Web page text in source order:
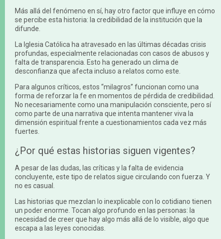
Más allá del fenómeno en sí, hay otro factor que influye en cómo
se percibe esta historia: la credibilidad de la institución que la
difunde.
La Iglesia Católica ha atravesado en las últimas décadas crisis
profundas, especialmente relacionadas con casos de abusos y
falta de transparencia. Esto ha generado un clima de
desconfianza que afecta incluso a relatos como este.
Para algunos críticos, estos “milagros” funcionan como una
forma de reforzar la fe en momentos de pérdida de credibilidad.
No necesariamente como una manipulación consciente, pero sí
como parte de una narrativa que intenta mantener viva la
dimensión espiritual frente a cuestionamientos cada vez más
fuertes.
¿Por qué estas historias siguen vigentes?
A pesar de las dudas, las críticas y la falta de evidencia
concluyente, este tipo de relatos sigue circulando con fuerza. Y
no es casual.
Las historias que mezclan lo inexplicable con lo cotidiano tienen
un poder enorme. Tocan algo profundo en las personas: la
necesidad de creer que hay algo más allá de lo visible, algo que
escapa a las leyes conocidas.